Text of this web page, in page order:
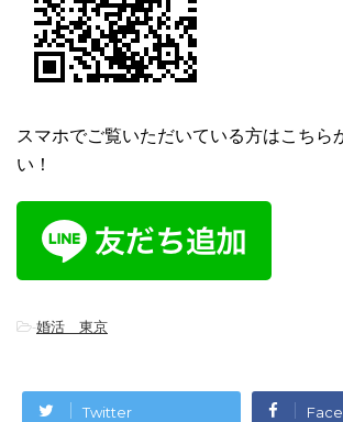
スマホでご覧いただいている方はこちら
い！
-婚活 東京
Twitter